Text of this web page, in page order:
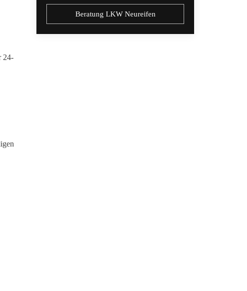
24-
Beratung LKW Neureifen